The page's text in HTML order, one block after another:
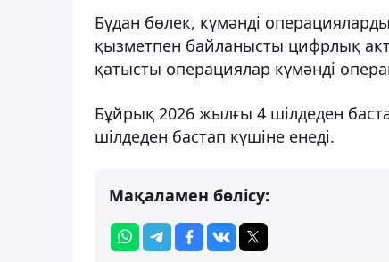
Бұдан бөлек, күмәнді
қызметпен байланысты цифрлық
қатысты операциялар күмәнді
Бұйрық 2026 жылғы 4 шілдеден
шілдеден бастап күшіне енеді.
Мақаламен бөлісу: